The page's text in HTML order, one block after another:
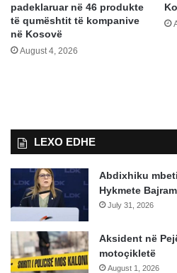
padeklaruar në 46 produkte
të qumështit të kompanive
në Kosovë
August 4, 2026
LEXO EDHE
Abdixhiku
Hykmete
July 31, 2026
Aksident në
motoçikletë
August 1, 2026